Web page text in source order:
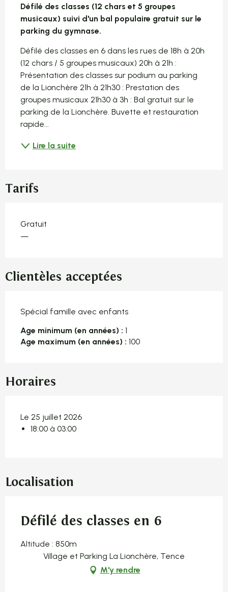
Défilé des classes (12 chars et 5 groupes
musicaux) suivi d'un bal populaire gratuit sur le
parking du gymnase.
Défilé des classes en 6 dans les rues de 18h à 20h
(12 chars / 5 groupes musicaux) 20h à 21h :
Présentation des classes sur podium au parking
de la Lionchère 21h à 21h30 : Prestation des
groupes musicaux 21h30 à 3h : Bal gratuit sur le
parking de la Lionchère. Buvette et restauration
rapide...
Lire la suite
Tarifs
Gratuit
—
Clientèles acceptées
Spécial famille avec enfants
Age minimum (en années) : 1
Age maximum (en années) : 100
Horaires
Le 25 juillet 2026
18:00 à 03:00
Localisation
Défilé des classes en 6
Altitude : 850m
Village et Parking La Lionchère, Tence
M'y rendre